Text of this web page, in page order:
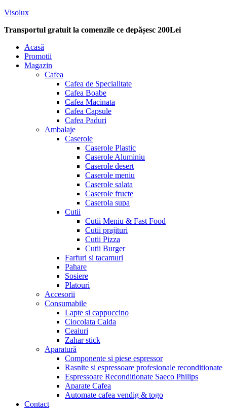
Visolux
Transportul gratuit la comenzile ce depășesc 200Lei
Menu
Acasă
Promotii
Magazin
Cafea
Cafea de Specialitate
Cafea Boabe
Cafea Macinata
Cafea Capsule
Cafea Paduri
Ambalaje
Caserole
Caserole Plastic
Caserole Aluminiu
Caserole desert
Caserole meniu
Caserole salata
Caserole fructe
Caserola supa
Cutii
Cutii Meniu & Fast Food
Cutii prajituri
Cutii Pizza
Cutii Burger
Farfuri si tacamuri
Pahare
Sosiere
Platouri
Accesorii
Consumabile
Lapte si cappuccino
Ciocolata Calda
Ceaiuri
Zahar stick
Aparatură
Componente si piese espressor
Rasnite si espressoare profesionale reconditionate
Espressoare Reconditionate Saeco Philips
Aparate Cafea
Automate cafea vendig & togo
Contact